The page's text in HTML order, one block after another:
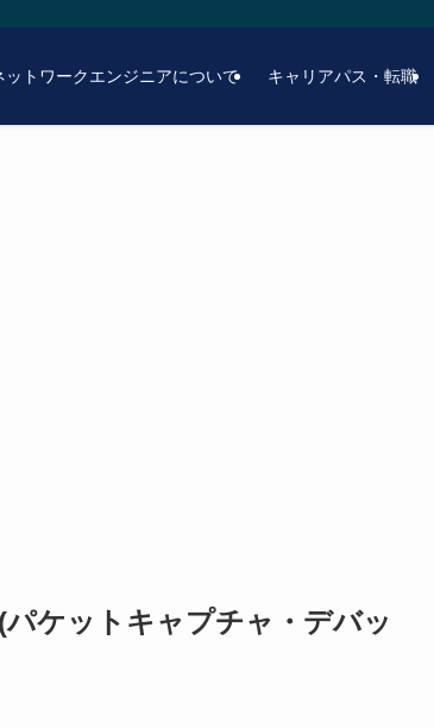
ットワークエンジニアについて キャリアパス・転職
ケットキャプチャ・デバッ